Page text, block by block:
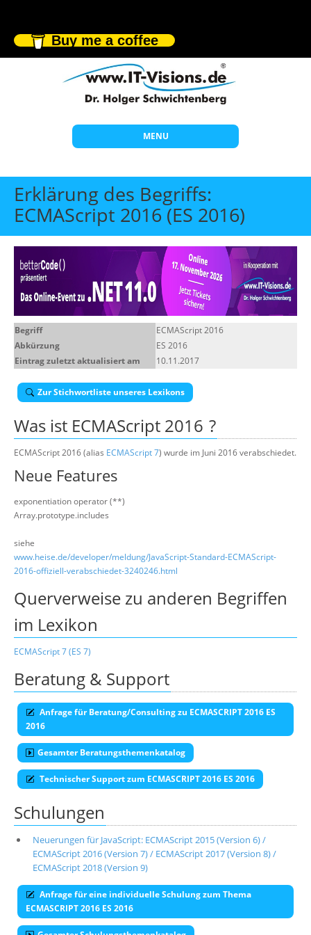
Buy me a coffee
MENU
Start
Themen
Beratung
Individuelle Schulungen
Offene Seminare
Wissen
Erklärung des Begriffs:
ECMAScript 2016 (ES 2016)
Begriff
ECMAScript 2016
Abkürzung
ES 2016
Eintrag zuletzt aktualisiert am
10.11.2017
Zur Stichwortliste unseres Lexikons
Was ist ECMAScript 2016 ?
ECMAScript 2016 (alias ECMAScript 7) wurde im Juni 2016 verabschiedet.
Neue Features
exponentiation operator (**)
Array.prototype.includes
siehe
www.heise.de/developer/meldung/JavaScript-Standard-ECMAScript-
2016-offiziell-verabschiedet-3240246.html
Querverweise zu anderen Begriffen
im Lexikon
ECMAScript 7 (ES 7)
Beratung & Support
Anfrage für Beratung/Consulting zu ECMASCRIPT 2016 ES
2016
Gesamter Beratungsthemenkatalog
Technischer Support zum ECMASCRIPT 2016 ES 2016
Schulungen
Neuerungen für JavaScript: ECMAScript 2015 (Version 6) /
ECMAScript 2016 (Version 7) / ECMAScript 2017 (Version 8) /
ECMAScript 2018 (Version 9)
Anfrage für eine individuelle Schulung zum Thema
ECMASCRIPT 2016 ES 2016